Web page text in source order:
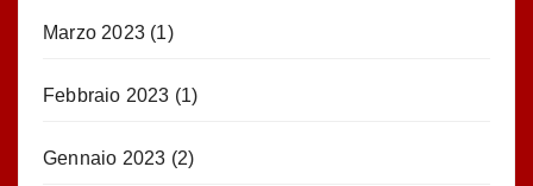
Marzo 2023 (1)
Febbraio 2023 (1)
Gennaio 2023 (2)